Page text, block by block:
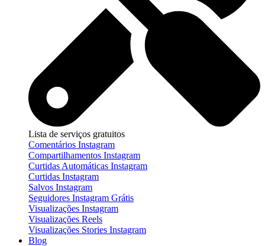
Lista de serviços gratuitos
Comentários Instagram
Compartilhamentos Instagram
Curtidas Automáticas Instagram
Curtidas Instagram
Salvos Instagram
Seguidores Instagram Grátis
Visualizações Instagram
Visualizações Reels
Visualizações Stories Instagram
Blog